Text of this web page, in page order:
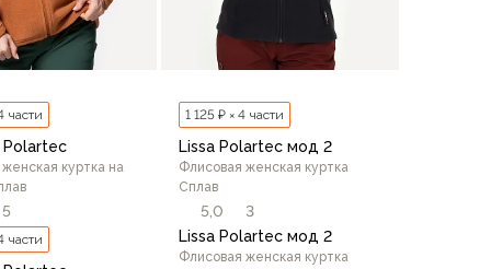
части
Polartec
куртка на
5
части
1 125 ₽ × 4 части
Lissa Polartec мод 2
Флисовая женская куртка
Сплав
5,0
3
Lissa Polartec мод 2
Флисовая женская куртка